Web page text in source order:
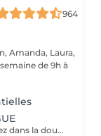
964
Amanda, Laura,
Retrouvez une peau douce et soyeuse Plongez dans la douceur tropicale dIndonésie à travers les notes épicées des huiles essentielles de Girofle et de Muscade. Ce gommage aux effluves chauds et naturels vous transporte tout en exfoliant délicatement votre peau : elle est douce, lumineuse et satinée.